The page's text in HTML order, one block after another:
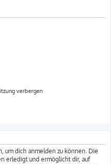
verbergen
um dich anmelden zu können. Die
erledigt und ermöglicht dir, auf